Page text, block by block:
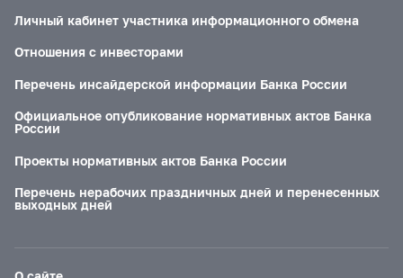
Личный кабинет участника информационного обмена
Отношения с инвесторами
Перечень инсайдерской информации Банка России
Официальное опубликование нормативных актов Банка
России
Проекты нормативных актов Банка России
Перечень нерабочих праздничных дней и перенесенных
выходных дней